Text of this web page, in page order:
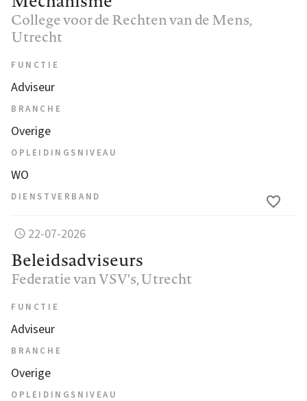
College voor de Rechten van de Mens,
Utrecht
FUNCTIE
Adviseur
BRANCHE
Overige
OPLEIDINGSNIVEAU
WO
DIENSTVERBAND
22-07-2026
Beleidsadviseurs
Federatie van VSV's, Utrecht
FUNCTIE
Adviseur
BRANCHE
Overige
OPLEIDINGSNIVEAU